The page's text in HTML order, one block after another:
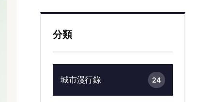
分類
城市漫行錄 24